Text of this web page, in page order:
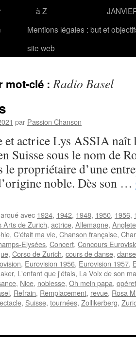
à Z
Mentions légales : but et
site web
mot-clé :Radio Basel
par Passion Chanson
et actrice Lys ASSIA naît
Suisse sous le nom de
le propriétaire d’une
noble. Dès son …
avec 1924, 1942, 1948, 1950, 1956,
Arts de Zurich, actrice, Allemagne,
, C'était ma vie, Chanson française,
Elysées, Concert, Concours
, Corso de Zurich, cours de danse,
, Eurovision 1956, Eurovision 1957,
, L'enfant que j'étais, La Voix de son
, Nice, noblesse, Oh mein papa,
, Refrain, Remplacement, revue, Rosa
, Suisse, tournées, Zollikerberg,